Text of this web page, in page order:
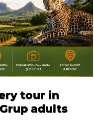
tour in
adults